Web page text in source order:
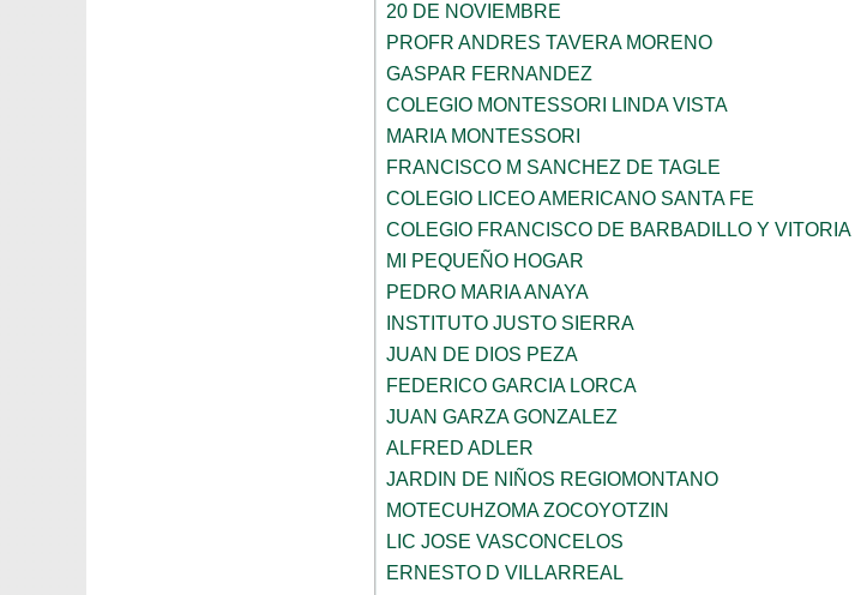
20 DE NOVIEMBRE
PROFR ANDRES TAVERA MORENO
GASPAR FERNANDEZ
COLEGIO MONTESSORI LINDA VISTA
MARIA MONTESSORI
FRANCISCO M SANCHEZ DE TAGLE
COLEGIO LICEO AMERICANO SANTA FE
COLEGIO FRANCISCO DE BARBADILLO Y VITORIA
MI PEQUEÑO HOGAR
PEDRO MARIA ANAYA
INSTITUTO JUSTO SIERRA
JUAN DE DIOS PEZA
FEDERICO GARCIA LORCA
JUAN GARZA GONZALEZ
ALFRED ADLER
JARDIN DE NIÑOS REGIOMONTANO
MOTECUHZOMA ZOCOYOTZIN
LIC JOSE VASCONCELOS
ERNESTO D VILLARREAL